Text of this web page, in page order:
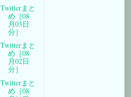
Twitterまと
め［08
月03日
分］
Twitterまと
め［08
月02日
分］
Twitterまと
め［08